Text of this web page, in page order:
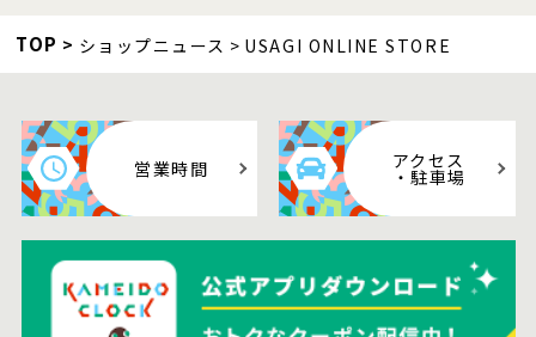
TOP ショップニュース USAGI ONLINE STORE
営業時間 アクセス
・駐車場